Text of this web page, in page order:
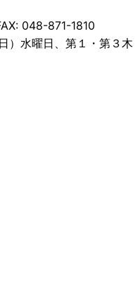
048-871-1810
）水曜日、第１・第３木